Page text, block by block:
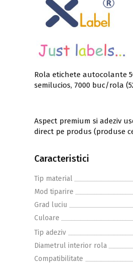
Rola etichete autocolante
semilucios, 7000 buc/rola
Aspect premium si adeziv
direct pe produs (produse
Caracteristici
Tip material
Mod tiparire
Grad luciu
Culoare
Tip adeziv
Diametrul interior rola
Compatibilitate